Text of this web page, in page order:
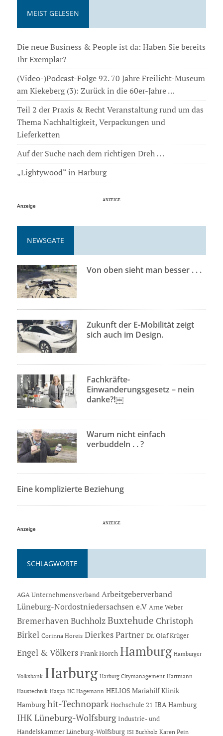
MEIST GELESEN
Die neue Business & People ist da: Haben Sie bereits
Ihr Exemplar?
(Video-)Podcast-Folge 92. 70 Jahre Freilicht-Museum
am Kiekeberg (3): Zurück in die 60er-Jahre …
Teil 2 der Praxis & Recht Veranstaltung rund um das
Thema Nachhaltigkeit, Verpackungen und
Lieferketten
Auf der Suche nach dem richtigen Dreh . . .
„Lightywood“ in Harburg
Anzeige
NEWSGATE
Von oben sieht man besser . . .
Zukunft der E-Mobilität zeigt
sich auch im Design.
Fachkräfte-
Einwanderungsgesetz – nein
danke?!￼
Warum nicht einfach
verbuddeln . . ?
Eine komplizierte Beziehung
Anzeige
SCHLAGWORTE
AGA Unternehmensverband Arbeitgeberverband
Lüneburg-Nordostniedersachsen e.V Arne Weber
Bremerhaven Buchholz Buxtehude Christoph
Birkel Corinna Horeis Dierkes Partner Dr. Olaf Krüger
Engel & Völkers Frank Horch Hamburg Hamburger
Volksbank Harburg Harburg Citymanagement Hartmann
Haustechnik Haspa HC Hagemann HELIOS Mariahilf Klinik
Hamburg hit-Technopark Hochschule 21 IBA Hamburg
IHK Lüneburg-Wolfsburg Industrie- und
Handelskammer Lüneburg-Wolfsburg ISI Buchholz Karen Pein